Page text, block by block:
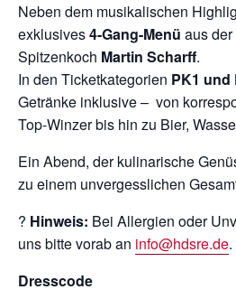
Neben dem musikalischen
exklusives4-Gang-Menü aus
Spitzenkoch Martin Scharff.
In den Ticketkategorien PK1 und
Getränke inklusive – von
Top-Winzer bis hin zu Bier,
Ein Abend, der kulinarische
zu einem unvergesslichen
? Hinweis: Bei Allergien oder
uns bitte vorab an info@hdsre.de.
Dresscode